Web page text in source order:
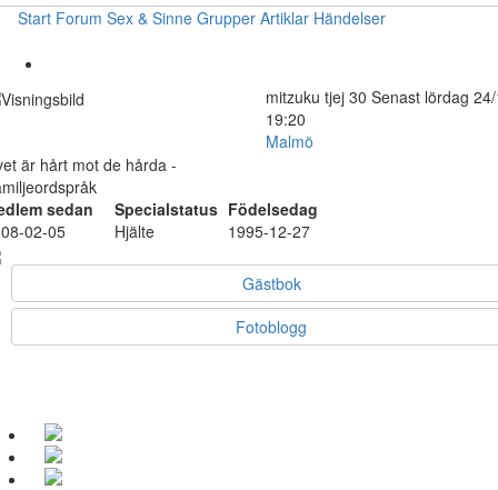
Start Forum Sex & Sinne Grupper Artiklar Händelser
mitzuku tjej 30 Senast lördag
19:20
Malmö
är hårt mot de hårda -
sedan
Specialstatus Födelsedag
02-05
Hjälte 1995-12-27
Gästbok
Fotoblogg